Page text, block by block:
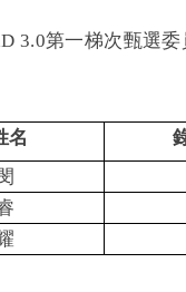
3.0第一梯次甄選
名